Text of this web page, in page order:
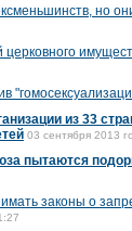
но
из 33
03 сентября 2013
пытаются
законы о